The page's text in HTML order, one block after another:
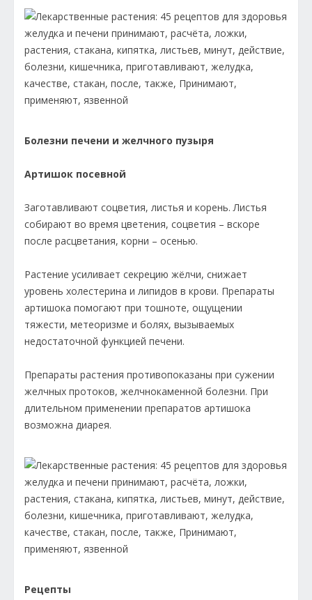
Болезни печени и желчного пузыря
Артишок посевной
Заготавливают соцветия, листья и корень. Листья
собирают во время цветения, соцветия – вскоре
после расцветания, корни – осенью.
Растение усиливает секрецию жёлчи, снижает
уровень холестерина и липидов в крови. Препараты
артишока помогают при тошноте, ощущении
тяжести, метеоризме и болях, вызываемых
недостаточной функцией печени.
Препараты растения противопоказаны при сужении
желчных протоков, желчнокаменной болезни. При
длительном применении препаратов артишока
возможна диарея.
Рецепты